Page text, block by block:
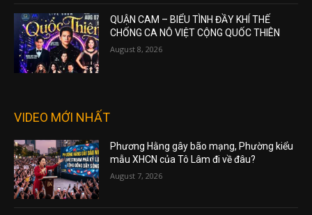
QUẬN CAM – BIỂU TÌNH ĐẦY KHÍ THẾ
CHỐNG CA NÔ VIỆT CỘNG QUỐC THIÊN
August 8, 2026
VIDEO MỚI NHẤT
Phương Hằng gây bão mạng, Phường kiểu
mẫu XHCN của Tô Lâm đi về đâu?
August 7, 2026